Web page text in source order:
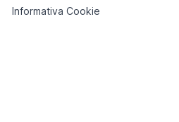
Informativa Cookie